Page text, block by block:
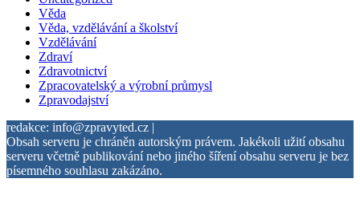
Věda
Věda, vzdělávání a školství
Vzdělávání
Zdraví
Zdravotnictví
Zpracovatelský a výrobní průmysl
Zpravodajství
redakce: info@zpravyted.cz |
Obsah serveru je chráněn autorským právem. Jakékoli užití obsahu
serveru včetně publikování nebo jiného šíření obsahu serveru je bez
písemného souhlasu zakázáno.